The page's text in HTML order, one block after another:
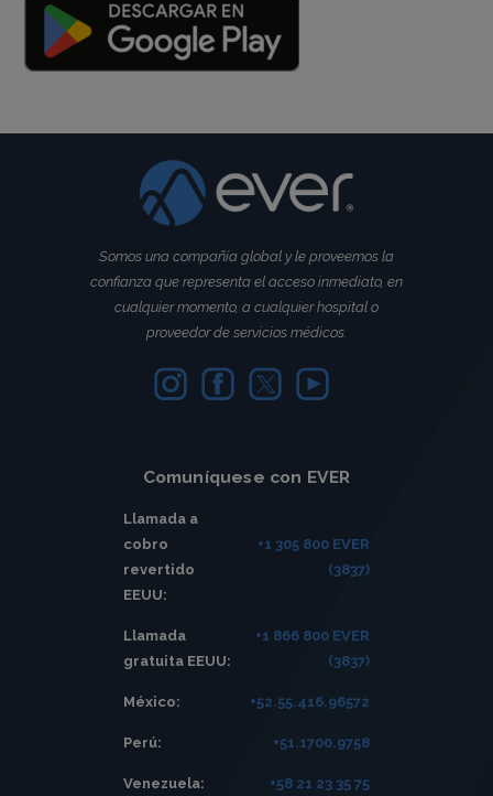
Somos una compañía global y le proveemos la
confianza que representa el acceso inmediato, en
cualquier momento, a cualquier hospital o
proveedor de servicios médicos.
Comuníquese con EVER
Llamada a
cobro
revertido
EEUU:
+1 305 800 EVER
(3837)
Llamada
gratuita EEUU:
+1 866 800 EVER
(3837)
México: +52.55.416.96572
Perú: +51.1700.9758
Venezuela:
+58 21 23 35 75